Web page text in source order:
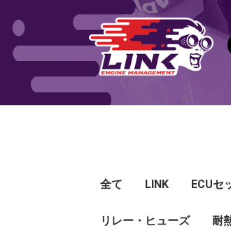
全て LINK
Plug-in ECU
Wire-in ECU
PDM
ECUアクセサリ
Apparel
ECUセ
リレー・ヒューズ 耐